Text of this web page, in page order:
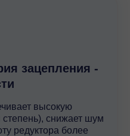
зацепления -
высокую
степень), снижает шум
редуктора более